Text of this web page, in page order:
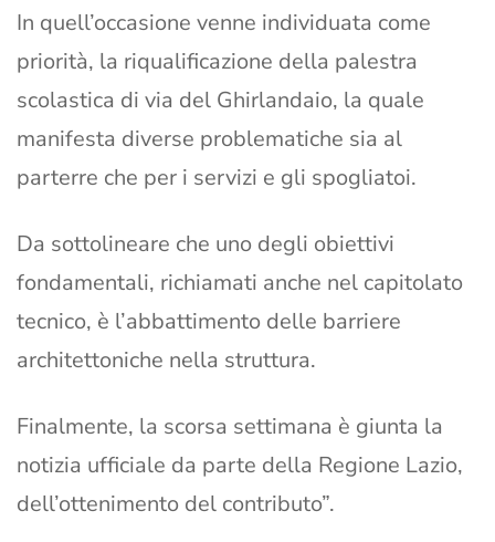
In quell’occasione venne individuata come
priorità, la riqualificazione della palestra
scolastica di via del Ghirlandaio, la quale
manifesta diverse problematiche sia al
parterre che per i servizi e gli spogliatoi.
Da sottolineare che uno degli obiettivi
fondamentali, richiamati anche nel capitolato
tecnico, è l’abbattimento delle barriere
architettoniche nella struttura.
Finalmente, la scorsa settimana è giunta la
notizia ufficiale da parte della Regione Lazio,
dell’ottenimento del contributo”.